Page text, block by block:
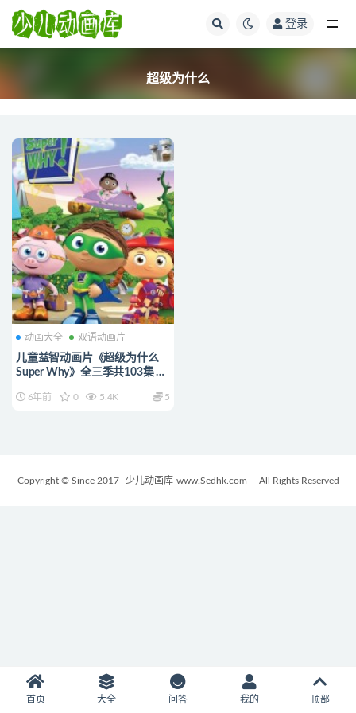
登录
超级为什么
动画大全 双语动画片
儿童益智动画片《超级为什么
Super Why》全三季共103集 国
720P/MP4/26.57G 动画片超级
6年前 0 5.4K 5
Copyright © Since 2017 少儿动画库-www.Sedhk.com - All Rights Reserved
首页 大全 问答 我的 顶部